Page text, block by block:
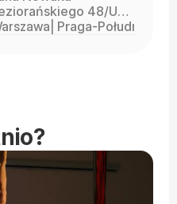
48/U20
982 WarszawaPraga-Południe